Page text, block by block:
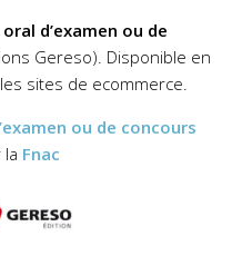
d’examen ou de
Gereso). Disponible en
sites de ecommerce.
ou de concours
Fnac